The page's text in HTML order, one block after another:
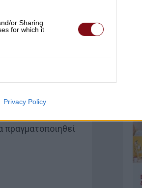
or Sharing
for which it
Privacy Policy
πραγματοποιηθεί